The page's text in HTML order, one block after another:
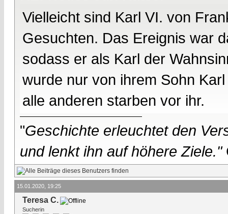
Vielleicht sind Karl VI. von
Gesuchten. Das Ereignis war
sodass er als Karl der
wurde nur von ihrem Sohn
alle anderen starben vor ihr.
"Geschichte erleuchtet den
und lenkt ihn auf höhere Ziele."
15.01.2020, 19:25
Teresa C.
Sucherin